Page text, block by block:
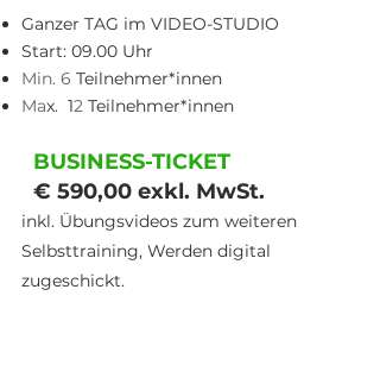
Ganzer TAG im VIDEO-STUDIO
Start: 09.00 Uhr
Min. 6 Teilnehmer*innen
Max. 12 Teilnehmer*innen
BUSINESS-TICKET
€ 590,00 exkl. MwSt.
inkl. Übungsvideos zum weiteren
Selbsttraining, Werden digital
zugeschickt.